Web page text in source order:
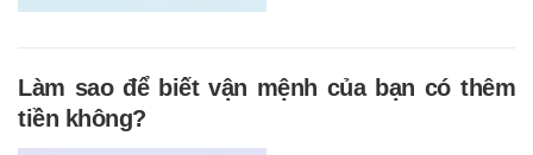
Làm sao để biết vận mệnh của bạn có thêm
tiền không?